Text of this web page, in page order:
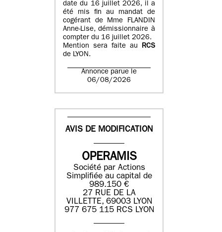
date du 16 juillet 2026, il a
été mis fin au mandat de
cogérant de Mme FLANDIN
Anne-Lise, démissionnaire à
compter du 16 juillet 2026.
Mention sera faite au RCS
de LYON.
Annonce parue le
06/08/2026
AVIS DE MODIFICATION
OPERAMIS
Société par Actions
Simplifiée au capital de
989.150 €
27 RUE DE LA
VILLETTE, 69003 LYON
977 675 115 RCS LYON